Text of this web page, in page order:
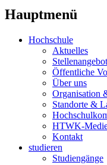
Hauptmenü
Hochschule
Aktuelles
Öffentliche
Über uns
Organisation
Standorte &
HTWK-
Kontakt
studieren
Studiengänge